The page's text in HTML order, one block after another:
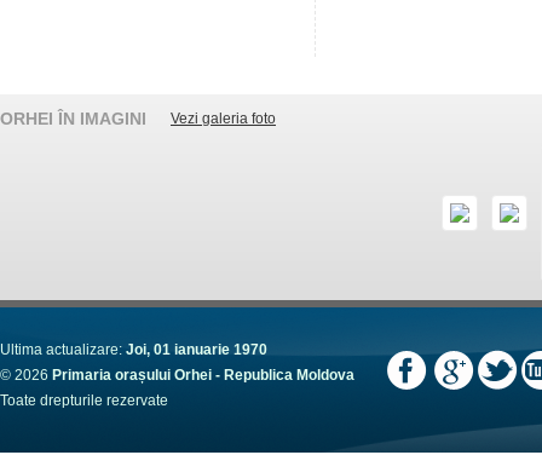
ORHEI ÎN IMAGINI Vezi galeria foto
Ultima actualizare: Joi, 01 ianuarie 1970
© 2026 Primaria orașului Orhei - Republica Moldova
Toate drepturile rezervate